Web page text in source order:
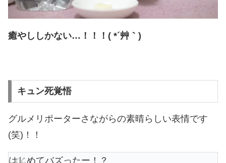
癒やししかない…！！！( *´艸｀)
キュン死覚悟
グルメリポーターさながらの素晴らしい表情です
(笑)！！
はじめてバズったー！？